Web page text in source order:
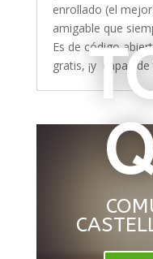
enrollado (el
amigable que
Es de código
gratis, ¡y capaz